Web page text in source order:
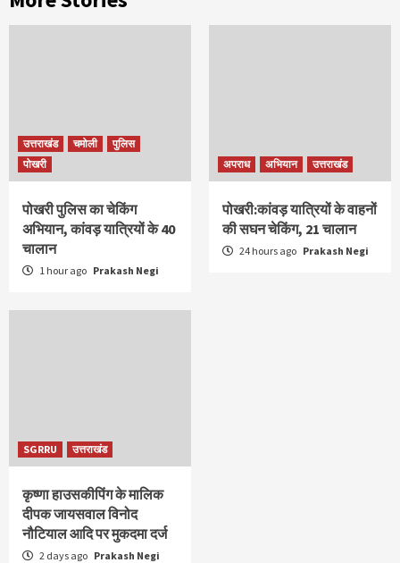
उत्तराखंड चमोली
पुलिस
पोखरी
पोखरी पुलिस का चेकिंग
अभियान, कांवड़ यात्रियों के 40
चालान
1 hour ago Prakash Negi
अपराध अभियान उत्तराखंड
पोखरी:कांवड़ यात्रियों के वाहनों
की सघन चेकिंग, 21 चालान
24 hours ago Prakash Negi
SGRRU उत्तराखंड
कृष्णा हाउसकीपिंग के मालिक
दीपक जायसवाल विनोद
नौटियाल आदि पर मुकदमा दर्ज
2 days ago Prakash Negi